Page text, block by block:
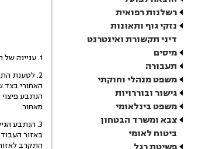
רשלנות רפואית
נזקי גוף ותאונות
דיני תקשורת ואינטרנט
מיסים
תעבורה
משפט מנהלי וחוקתי
גישור ובוררויות
משפט בינלאומי
צבא ומשרד הבטחון
ביטוח לאומי
1. עניינה של התביעה שלפניי בתאונת דרכים שהתרחשה ביום 22.1.13 בצומת גהה.
2. לטענת
האחורי בצד
הנתבע
מאחור.
3. הנתבע
באזור
התקרב